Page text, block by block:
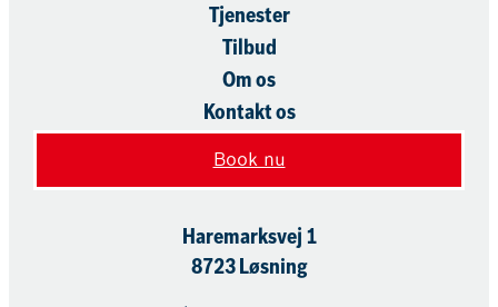
Tjenester
Tilbud
Om os
Kontakt os
Book nu
Haremarksvej 1
8723 Løsning